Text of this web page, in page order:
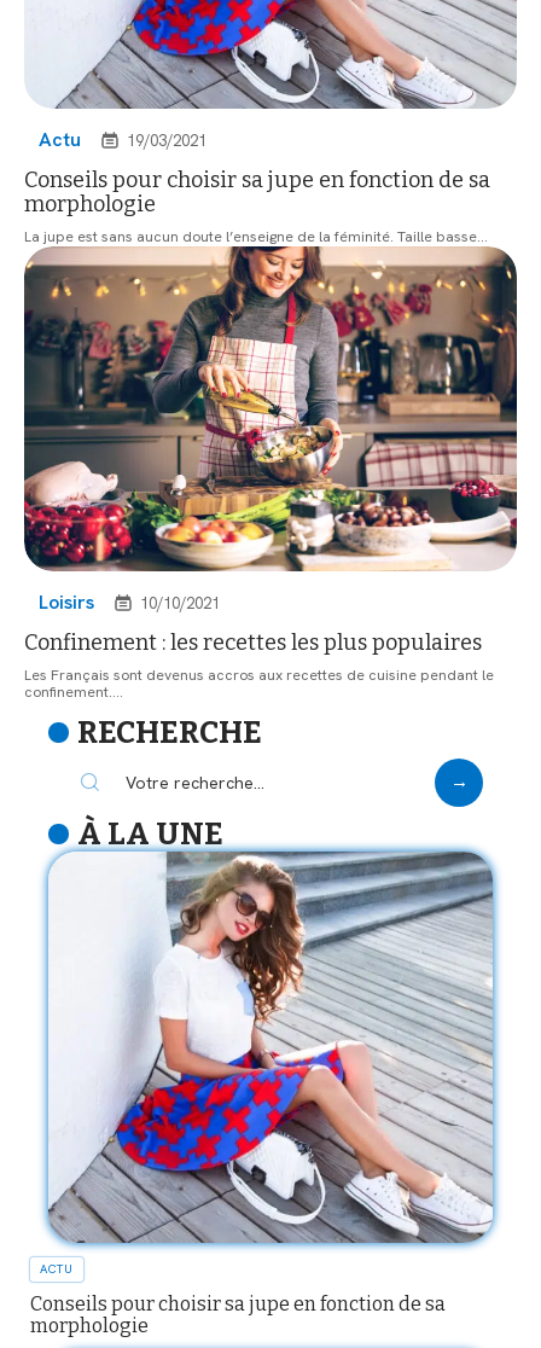
Actu 19/03/2021
Conseils pour choisir sa jupe en fonction de sa
morphologie
La jupe est sans aucun doute l’enseigne de la féminité. Taille basse…
Loisirs 10/10/2021
Confinement : les recettes les plus populaires
Les Français sont devenus accros aux recettes de cuisine pendant le
confinement.…
RECHERCHE
À LA UNE
ACTU
Conseils pour choisir sa jupe en fonction de sa
morphologie